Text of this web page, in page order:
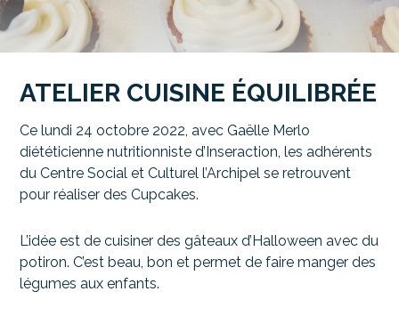
ATELIER CUISINE ÉQUILIBRÉE
Ce lundi 24 octobre 2022, avec Gaëlle Merlo
diététicienne nutritionniste d’Inseraction, les adhérents
du Centre Social et Culturel l’Archipel se retrouvent
pour réaliser des Cupcakes.
L’idée est de cuisiner des gâteaux d’Halloween avec du
potiron. C’est beau, bon et permet de faire manger des
légumes aux enfants.